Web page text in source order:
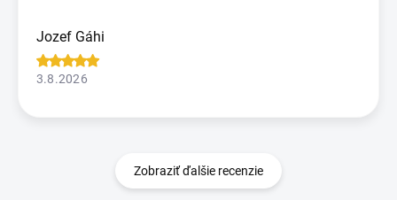
Jozef Gáhi
3.8.2026
Zobraziť ďalšie recenzie